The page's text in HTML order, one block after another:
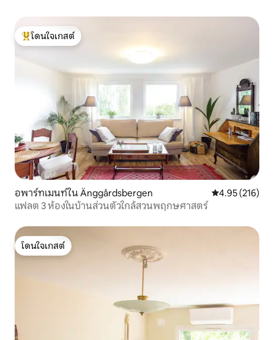
โดนใจเกสต์ที่สุด
โดนใจเกสต์
อพาร์ทเมนท์ใน Änggårdsbergen คะแนนเฉลี่ย
4.95 (216)
แฟลต 3 ห้องในบ้านส่วนตัวใกล้สวนพฤกษศาสตร์
โดนใจเกสต์
โดนใจเกสต์